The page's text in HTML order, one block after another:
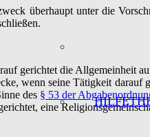
überhaupt unter die
gerichtet die Allgemeinheit
wenn seine Tätigkeit darauf
des § 53 der
eine